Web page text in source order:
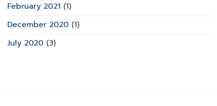
February 2021 (1)
December 2020 (1)
July 2020 (3)